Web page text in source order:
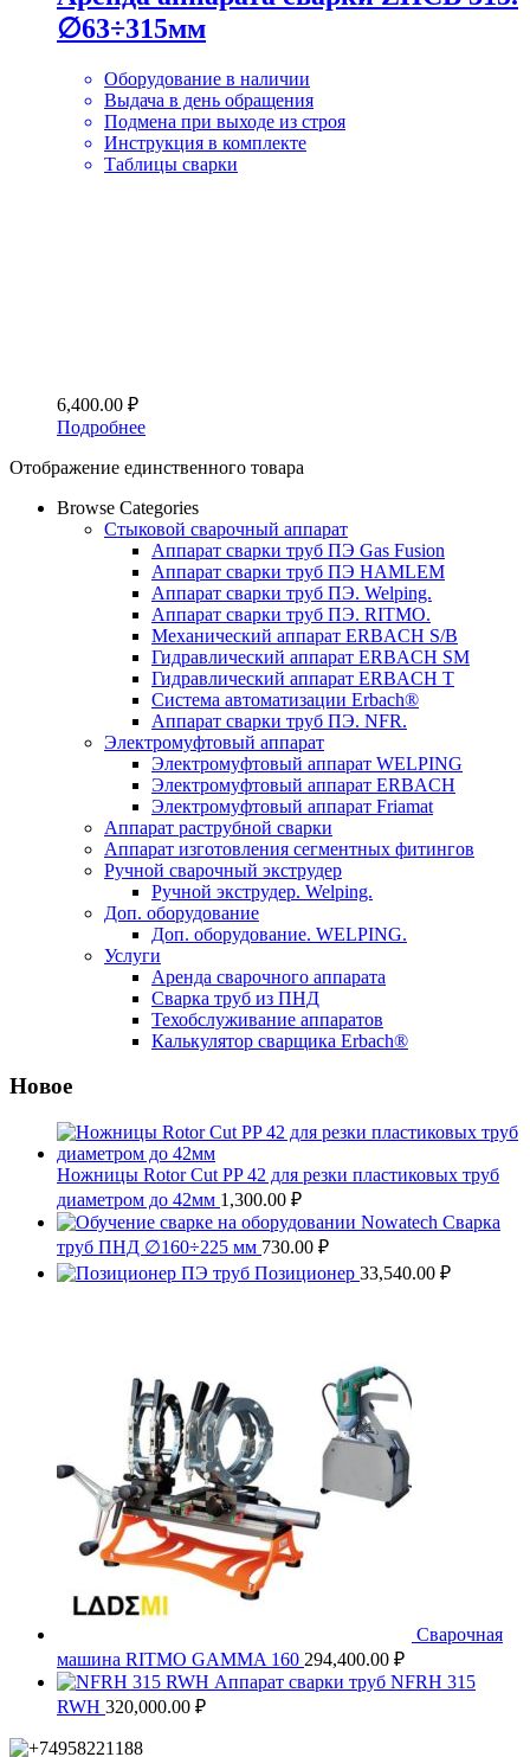
∅63÷315мм
Оборудование в наличии
Выдача в день обращения
Подмена при выходе из строя
Инструкция в комплекте
Таблицы сварки
6,400.00 ₽
Подробнее
Отображение единственного товара
Browse Categories
Стыковой сварочный аппарат
Аппарат сварки труб ПЭ Gas Fusion
Аппарат сварки труб ПЭ HAMLEM
Аппарат сварки труб ПЭ. Welping.
Аппарат сварки труб ПЭ. RITMO.
Механический аппарат ERBACH S/B
Гидравлический аппарат ERBACH SM
Гидравлический аппарат ERBACH T
Система автоматизации Erbach®
Аппарат сварки труб ПЭ. NFR.
Электромуфтовый аппарат
Электромуфтовый аппарат WELPING
Электромуфтовый аппарат ERBACH
Электромуфтовый аппарат Friamat
Аппарат раструбной сварки
Аппарат изготовления сегментных фитингов
Ручной сварочный экструдер
Ручной экструдер. Welping.
Доп. оборудование
Доп. оборудование. WELPING.
Услуги
Аренда сварочного аппарата
Сварка труб из ПНД
Техобслуживание аппаратов
Калькулятор сварщика Erbach®
Новое
Ножницы Rotor Cut PP 42 для резки пластиковых труб
диаметром до 42мм 1,300.00 ₽
Сварка
труб ПНД ∅160÷225 мм 730.00 ₽
Позиционер 33,540.00 ₽
Сварочная
машина RITMO GAMMA 160 294,400.00 ₽
Аппарат сварки труб NFRH 315
RWH 320,000.00 ₽